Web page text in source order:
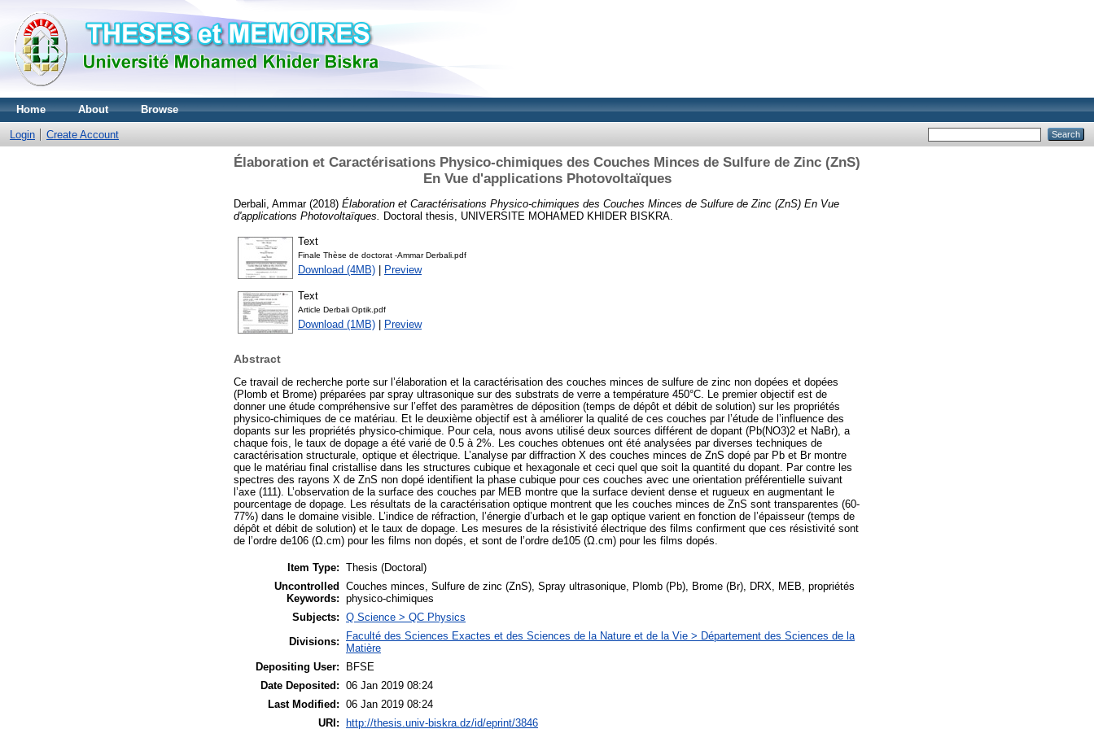
Home About Browse
Login Create Account
Élaboration et Caractérisations Physico-chimiques des Couches Minces de Sulfure de Zinc (ZnS)
En Vue d'applications Photovoltaïques
Derbali, Ammar(2018) Élaboration et Caractérisations Physico-chimiques des Couches Minces de Sulfure de Zinc (ZnS) En Vue
d'applications Photovoltaïques.
Doctoral thesis, UNIVERSITE MOHAMED KHIDER BISKRA.
Text
Finale Thèse de doctorat -Ammar Derbali.pdf
Download (4MB) | Preview
Text
Article Derbali Optik.pdf
Download (1MB) | Preview
Abstract
Ce travail de recherche porte sur l’élaboration et la caractérisation des couches minces de sulfure de zinc non dopées et dopées
(Plomb et Brome) préparées par spray ultrasonique sur des substrats de verre a température 450°C. Le premier objectif est de
donner une étude compréhensive sur l’effet des paramètres de déposition (temps de dépôt et débit de solution) sur les propriétés
physico-chimiques de ce matériau. Et le deuxième objectif est à améliorer la qualité de ces couches par l’étude de l’influence des
dopants sur les propriétés physico-chimique. Pour cela, nous avons utilisé deux sources différent de dopant (Pb(NO3)2 et NaBr), a
chaque fois, le taux de dopage a été varié de 0.5 à 2%. Les couches obtenues ont été analysées par diverses techniques de
caractérisation structurale, optique et électrique. L’analyse par diffraction X des couches minces de ZnS dopé par Pb et Br montre
que le matériau final cristallise dans les structures cubique et hexagonale et ceci quel que soit la quantité du dopant. Par contre les
spectres des rayons X de ZnS non dopé identifient la phase cubique pour ces couches avec une orientation préférentielle suivant
l’axe (111). L’observation de la surface des couches par MEB montre que la surface devient dense et rugueux en augmentant le
pourcentage de dopage. Les résultats de la caractérisation optique montrent que les couches minces de ZnS sont transparentes (60-
77%) dans le domaine visible. L’indice de réfraction, l’énergie d’urbach et le gap optique varient en fonction de l’épaisseur (temps de
dépôt et débit de solution) et le taux de dopage. Les mesures de la résistivité électrique des films confirment que ces résistivité sont
de l’ordre de106 (Ω.cm) pour les films non dopés, et sont de l’ordre de105 (Ω.cm) pour les films dopés.
Item Type: Thesis (Doctoral)
Uncontrolled
Keywords:
Couches minces, Sulfure de zinc (ZnS), Spray ultrasonique, Plomb (Pb), Brome (Br), DRX, MEB, propriétés
physico-chimiques
Subjects: Q Science > QC Physics
Divisions:
Faculté des Sciences Exactes et des Sciences de la Nature et de la Vie > Département des Sciences de la
Matière
Depositing User:
BFSE
Date Deposited: 06 Jan 2019 08:24
Last Modified: 06 Jan 2019 08:24
URI:
http://thesis.univ-biskra.dz/id/eprint/3846